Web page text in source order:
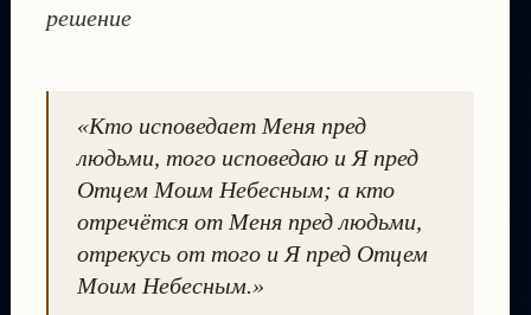
решение
«Кто исповедает Меня пред
людьми, того исповедаю и Я пред
Отцем Моим Небесным; а кто
отречётся от Меня пред людьми,
отрекусь от того и Я пред Отцем
Моим Небесным.»